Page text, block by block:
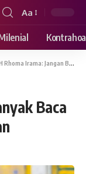
Font
Resizer
Aa
Rhoma Irama: Jangan Banyak Baca Gadget Daripada Al-Qur’an
Baca